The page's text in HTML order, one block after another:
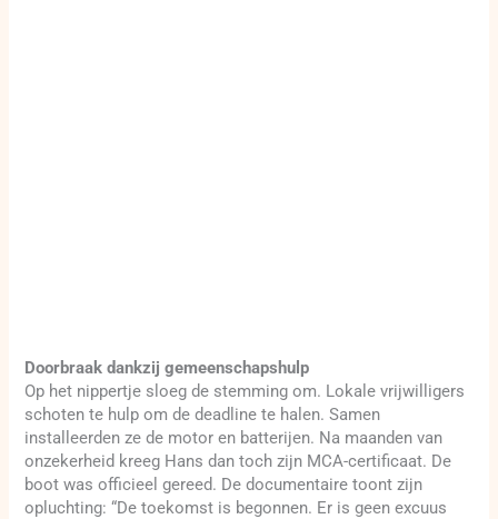
Doorbraak dankzij gemeenschapshulp
Op het nippertje sloeg de stemming om. Lokale vrijwilligers
schoten te hulp om de deadline te halen. Samen
installeerden ze de motor en batterijen. Na maanden van
onzekerheid kreeg Hans dan toch zijn MCA-certificaat. De
boot was officieel gereed. De documentaire toont zijn
opluchting: “De toekomst is begonnen. Er is geen excuus